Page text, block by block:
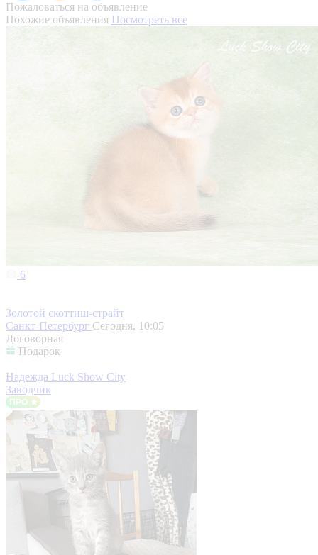
Пожаловаться на объявление
Похожие объявления Посмотреть все
6
Золотой скоттиш-страйт
Санкт-Петербург Сегодня, 10:05
Договорная
Подарок
Надежда Luck Show City
Заводчик